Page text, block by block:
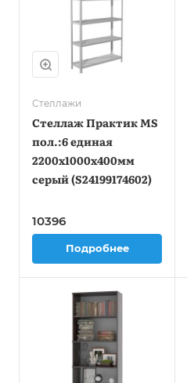
Стеллажи
Стеллаж Практик MS
пол.:6 единая
2200x1000x400мм
серый (S24199174602)
10396
Подробнее